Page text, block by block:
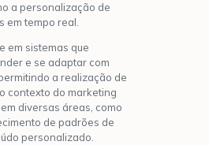
a personalização de
em tempo real.
em sistemas que
e se adaptar com
a realização de
contexto do marketing
diversas áreas, como
de padrões de
personalizado.